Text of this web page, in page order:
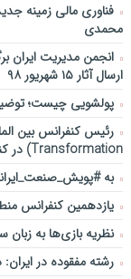
فناوری مالی زمینه
محمدی
انجمن مدیریت ایران
ارسال آثار ۱۵ شهریور ۹۸
پولشویی چیست؛
Transformation) در کنفرانس شانزدهم می گوید…
به
یازدهمین کنفرانس منطق فازی
نظریه بازی‌ها به زبان
رشته مفقوده در